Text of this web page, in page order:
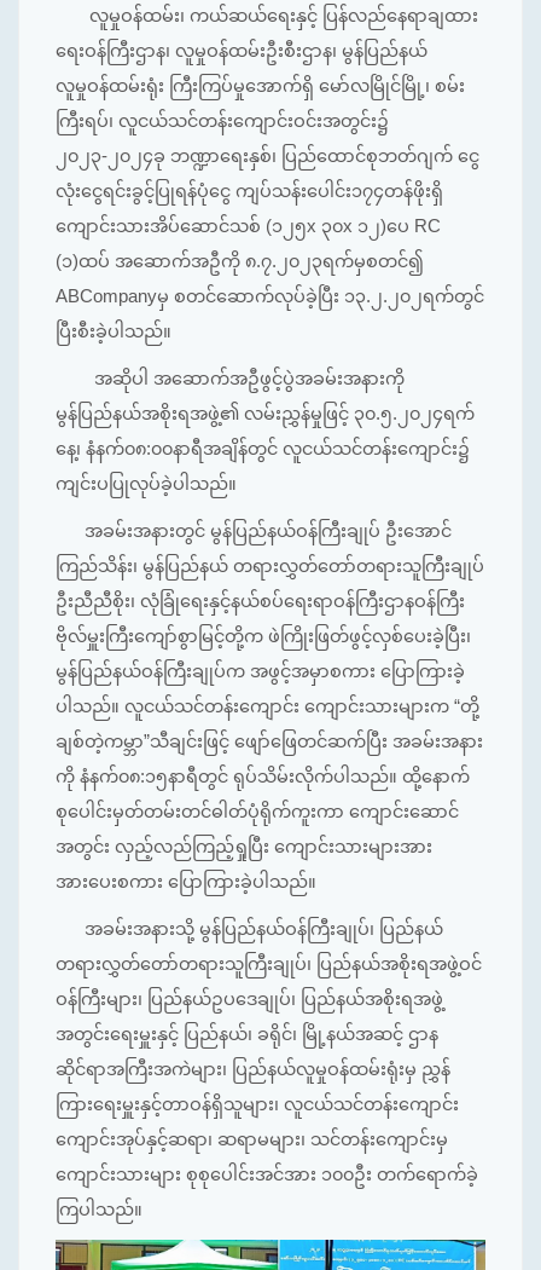
လူမှုဝန်ထမ်း၊ ကယ်ဆယ်ရေးနှင့် ပြန်လည်နေရာချထား
ရေးဝန်ကြီးဌာန၊ လူမှုဝန်ထမ်းဦးစီးဌာန၊ မွန်ပြည်နယ်
လူမှုဝန်ထမ်းရုံး ကြီးကြပ်မှုအောက်ရှိ မော်လမြိုင်မြို့၊ စမ်း
ကြီးရပ်၊ လူငယ်သင်တန်းကျောင်းဝင်းအတွင်း၌
၂၀၂၃-၂၀၂၄ခု ဘဏ္ဍာရေးနှစ်၊ ပြည်ထောင်စုဘတ်ဂျက် ငွေ
လုံးငွေရင်းခွင့်ပြုရန်ပုံငွေ ကျပ်သန်းပေါင်း၁၇၄တန်ဖိုးရှိ
ကျောင်းသားအိပ်ဆောင်သစ် (၁၂၅x ၃၀x ၁၂)ပေ RC
(၁)ထပ် အဆောက်အဦကို ၈.၇.၂၀၂၃ရက်မှစတင်၍
ABCompanyမှ စတင်ဆောက်လုပ်ခဲ့ပြီး ၁၃.၂.၂၀၂ရက်တွင်
ပြီးစီးခဲ့ပါသည်။
အဆိုပါ အဆောက်အဦဖွင့်ပွဲအခမ်းအနားကို
မွန်ပြည်နယ်အစိုးရအဖွဲ့၏ လမ်းညွှန်မှုဖြင့် ၃၀.၅.၂၀၂၄ရက်
နေ့၊ နံနက်၀၈:၀၀နာရီအချိန်တွင် လူငယ်သင်တန်းကျောင်း၌
ကျင်းပပြုလုပ်ခဲ့ပါသည်။
အခမ်းအနားတွင် မွန်ပြည်နယ်ဝန်ကြီးချုပ် ဦးအောင်
ကြည်သိန်း၊ မွန်ပြည်နယ် တရားလွှတ်တော်တရားသူကြီးချုပ်
ဦးညီညီစိုး၊ လုံခြုံရေးနှင့်နယ်စပ်ရေးရာဝန်ကြီးဌာနဝန်ကြီး
ဗိုလ်မှူးကြီးကျော်စွာမြင့်တို့က ဖဲကြိုးဖြတ်ဖွင့်လှစ်ပေးခဲ့ပြီး၊
မွန်ပြည်နယ်ဝန်ကြီးချုပ်က အဖွင့်အမှာစကား ပြောကြားခဲ့
ပါသည်။ လူငယ်သင်တန်းကျောင်း ကျောင်းသားများက “တို့
ချစ်တဲ့ကမ္ဘာ”သီချင်းဖြင့် ဖျော်ဖြေတင်ဆက်ပြီး အခမ်းအနား
ကို နံနက်၀၈:၁၅နာရီတွင် ရုပ်သိမ်းလိုက်ပါသည်။ ထို့နောက်
စုပေါင်းမှတ်တမ်းတင်ဓါတ်ပုံရိုက်ကူးကာ ကျောင်းဆောင်
အတွင်း လှည့်လည်ကြည့်ရှုပြီး ကျောင်းသားများအား
အားပေးစကား ပြောကြားခဲ့ပါသည်။
အခမ်းအနားသို့ မွန်ပြည်နယ်ဝန်ကြီးချုပ်၊ ပြည်နယ်
တရားလွှတ်တော်တရားသူကြီးချုပ်၊ ပြည်နယ်အစိုးရအဖွဲ့ဝင်
ဝန်ကြီးများ၊ ပြည်နယ်ဥပဒေချုပ်၊ ပြည်နယ်အစိုးရအဖွဲ့
အတွင်းရေးမှူးနှင့် ပြည်နယ်၊ ခရိုင်၊ မြို့နယ်အဆင့် ဌာန
ဆိုင်ရာအကြီးအကဲများ၊ ပြည်နယ်လူမှုဝန်ထမ်းရုံးမှ ညွှန်
ကြားရေးမှူးနှင့်တာဝန်ရှိသူများ၊ လူငယ်သင်တန်းကျောင်း
ကျောင်းအုပ်နှင့်ဆရာ၊ ဆရာမများ၊ သင်တန်းကျောင်းမှ
ကျောင်းသားများ စုစုပေါင်းအင်အား ၁၀၀ဦး တက်ရောက်ခဲ့
ကြပါသည်။